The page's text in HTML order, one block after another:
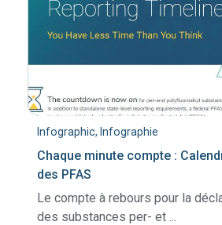
Infographic, Infographie
Chaque minute compte :
des PFAS
Le compte à rebours pour la
des substances per- et ...